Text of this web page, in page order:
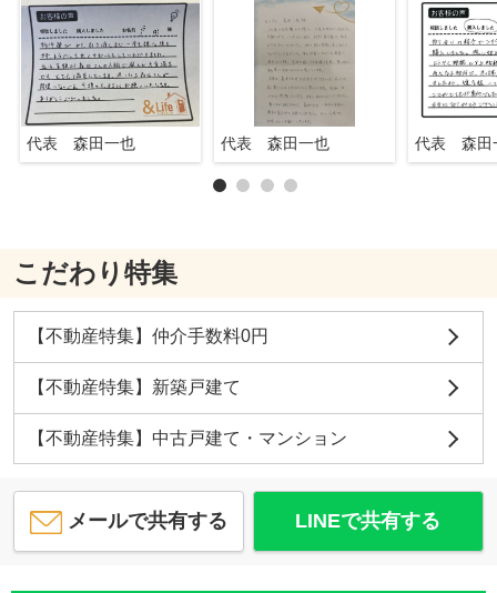
代表 森田一也 代表 森田一也 代表 森田
こだわり特集
【不動産特集】仲介手数料0円
【不動産特集】新築戸建て
【不動産特集】中古戸建て・マンション
メールで共有する LINEで共有する